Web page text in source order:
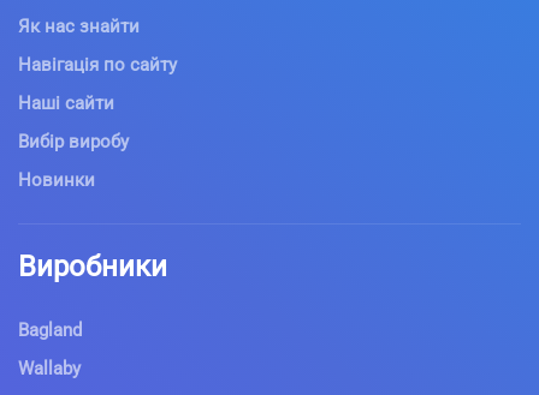
Як нас знайти
Навігація по сайту
Наші сайти
Вибір виробу
Новинки
Виробники
Bagland
Wallaby